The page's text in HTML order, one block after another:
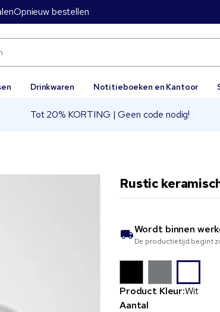
Opnieuw bestellen
Drinkwaren Notitieboeken en Kantoor
Tot 20% KORTING | Geen code nodig!
Rustic
Wordt binnen
De productietijd begint
Product Kleur:Wit
Aantal